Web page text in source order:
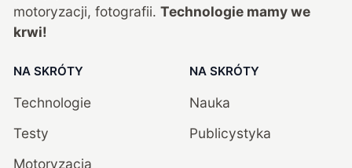
motoryzacji, fotografii. Technologie mamy we
krwi!
NA SKRÓTY
Technologie
Testy
Motoryzacja
NA SKRÓTY
Nauka
Publicystyka